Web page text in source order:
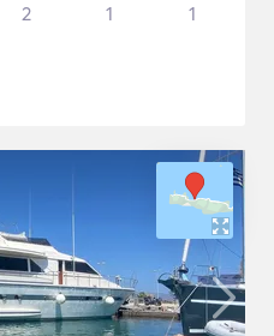
2 1 1